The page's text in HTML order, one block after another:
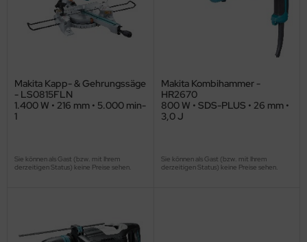
Makita Kapp- & Gehrungssäge
- LS0815FLN
1.400 W • 216 mm • 5.000 min-
1
Sie können als Gast (bzw. mit Ihrem
derzeitigen Status) keine Preise sehen.
Makita Kombihammer -
HR2670
800 W • SDS-PLUS • 26 mm •
3,0 J
Sie können als Gast (bzw. mit Ihrem
derzeitigen Status) keine Preise sehen.